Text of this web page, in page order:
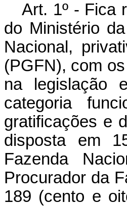
Art. 1º - Fica
do Ministério
Nacional,
(PGFN), com
na legislação
categoria
gratificações e
disposta em
Fazenda
Procurador da
189 (cento e